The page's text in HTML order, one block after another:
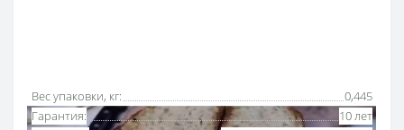
Вес упаковки, кг:
0,445
Гарантия:
10 лет